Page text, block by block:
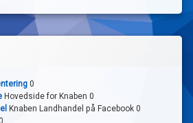
0
Hovedside for Knaben 0
Knaben Landhandel på Facebook 0